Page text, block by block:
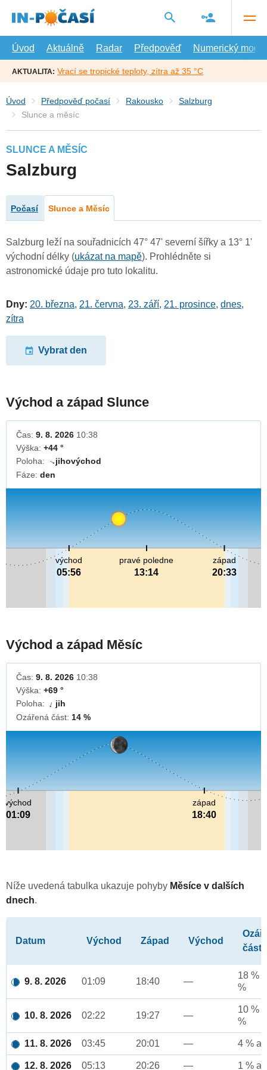
hlavní
Úvod
Aktuálně Radar Předpověď Numerický model
AKTUALITA: Vrací se tropické teploty, zítra až 35 °C
Úvod Předpověď počasí Rakousko
Salzburg
Slunce a měsíc
SLUNCE A MĚSÍC
Salzburg
Počasí Slunce a Měsíc
Salzburg leží na souřadnicích 47° 47' severní šířky a 13° 1'
východní délky (ukázat na mapě). Prohlédněte si
astronomické údaje pro tuto lokalitu.
Dny: 20. března, 21. června, 23. září, 21. prosince, dnes,
zítra
Vybrat den
Východ a západ Slunce
Čas: 9. 8. 2026 10:38
Výška: +44 °
Poloha:
↓jihovýchod
Fáze: den
pravé poledne
13:14
východ
05:56
západ
20:33
Východ a západ Měsíc
Čas: 9. 8. 2026 10:38
Výška: +69 °
Poloha: ↓ jih
Ozářená část: 14 %
východ
01:09
západ
18:40
Níže uvedená tabulka ukazuje pohyby Měsíce v dalších
dnech.
Datum Východ Západ Východ
část
9. 8. 2026 01:09 18:40 —
18 %
%
10. 8. 2026 02:22 19:27 —
10 %
%
11. 8. 2026 03:45 20:01 — 4 %
12. 8. 2026 05:13 20:26 — 1 %